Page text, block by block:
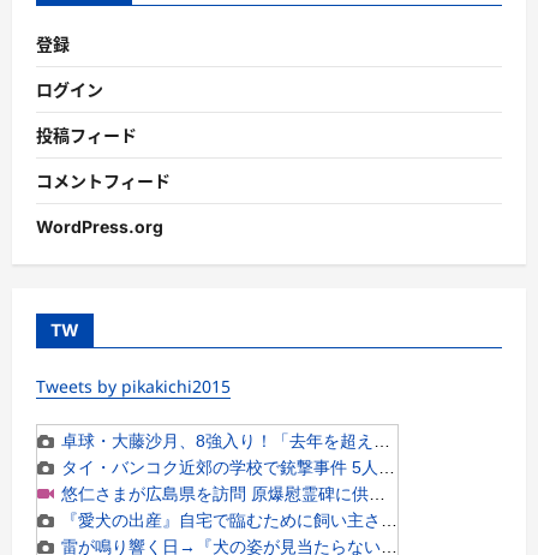
登録
ログイン
投稿フィード
コメントフィード
WordPress.org
TW
Tweets by pikakichi2015